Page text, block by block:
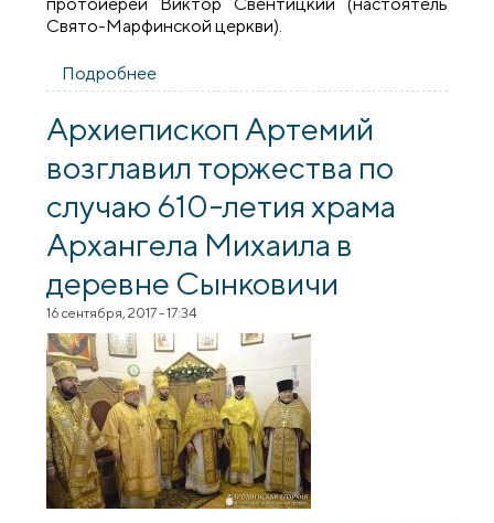
протоиерей Виктор Свентицкий (настоятель
Свято-Марфинской церкви).
Подробнее
освящения храма в честь Собора Всех
Белорусских Святых
Архиепископ Артемий
возглавил торжества по
случаю 610-летия храма
Архангела Михаила в
деревне Сынковичи
16 сентября, 2017 - 17:34